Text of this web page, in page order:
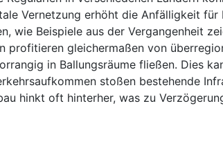
Vernetzung erhöht die Anfälligkeit
wie Beispiele aus der Vergangenheit
profitieren gleichermaßen von
in Ballungsräume fließen. Dies
stoßen bestehende
hinkt oft hinterher, was zu